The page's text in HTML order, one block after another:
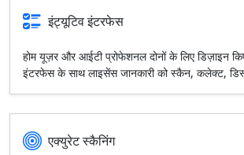
इंट्यूटिव इंटरफेस
होम यूज़र और आईटी प्रोफेशनल दोनों के लिए डिज़ाइन
इंटरफेस के साथ लाइसेंस जानकारी को स्कैन, कलेक्ट,
एक्युरेट स्कैनिंग